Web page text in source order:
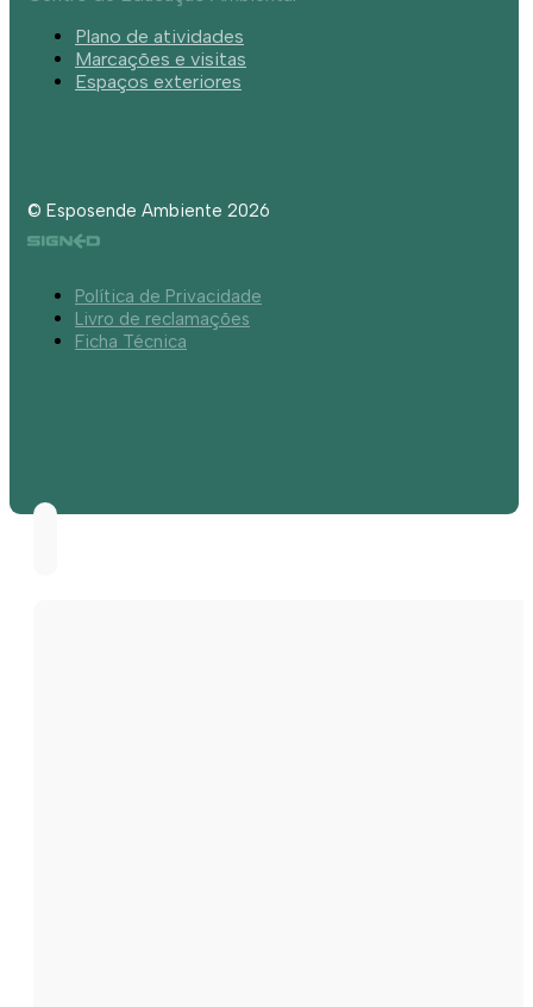
Plano de atividades
Marcações e visitas
Espaços exteriores
© Esposende Ambiente 2026
Política de Privacidade
Livro de reclamações
Ficha Técnica